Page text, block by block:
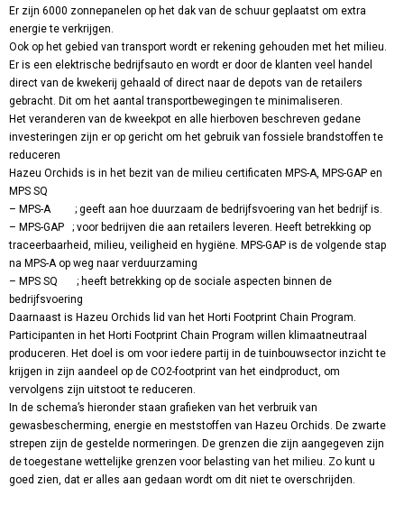
Er zijn 6000 zonnepanelen op het dak van de schuur geplaatst om extra
energie te verkrijgen.
Ook op het gebied van transport wordt er rekening gehouden met het milieu.
Er is een elektrische bedrijfsauto en wordt er door de klanten veel handel
direct van de kwekerij gehaald of direct naar de depots van de retailers
gebracht. Dit om het aantal transportbewegingen te minimaliseren.
Het veranderen van de kweekpot en alle hierboven beschreven gedane
investeringen zijn er op gericht om het gebruik van fossiele brandstoffen te
reduceren
Hazeu Orchids is in het bezit van de milieu certificaten MPS-A, MPS-GAP en
MPS SQ
– MPS-A ; geeft aan hoe duurzaam de bedrijfsvoering van het bedrijf is.
– MPS-GAP ; voor bedrijven die aan retailers leveren. Heeft betrekking op
traceerbaarheid, milieu, veiligheid en hygiëne. MPS-GAP is de volgende stap
na MPS-A op weg naar verduurzaming
– MPS SQ ; heeft betrekking op de sociale aspecten binnen de
bedrijfsvoering
Daarnaast is Hazeu Orchids lid van het Horti Footprint Chain Program.
Participanten in het Horti Footprint Chain Program willen klimaatneutraal
produceren. Het doel is om voor iedere partij in de tuinbouwsector inzicht te
krijgen in zijn aandeel op de CO2-footprint van het eindproduct, om
vervolgens zijn uitstoot te reduceren.
In de schema’s hieronder staan grafieken van het verbruik van
gewasbescherming, energie en meststoffen van Hazeu Orchids. De zwarte
strepen zijn de gestelde normeringen. De grenzen die zijn aangegeven zijn
de toegestane wettelijke grenzen voor belasting van het milieu. Zo kunt u
goed zien, dat er alles aan gedaan wordt om dit niet te overschrijden.